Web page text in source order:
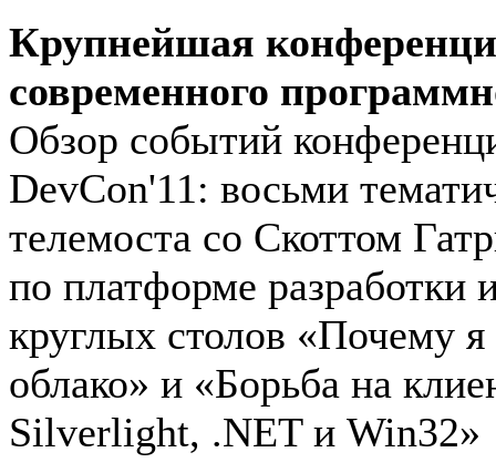
Крупнейшая
современного
Обзор событий
DevCon'11: восьми
телемоста со Скоттом
по платформе разработки
круглых столов «Почему я
облако» и «Борьба на
Silverlight, .NET и Win32»